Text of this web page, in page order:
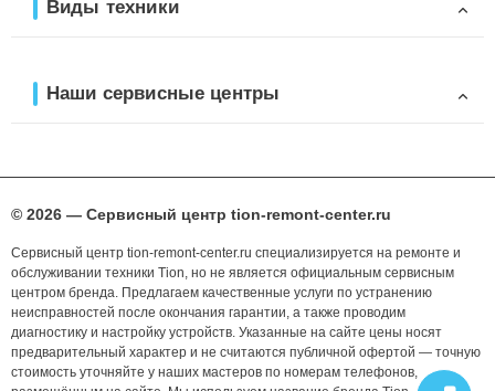
Виды техники
Наши сервисные центры
© 2026 — Сервисный центр tion-remont-center.ru
Сервисный центр tion-remont-center.ru специализируется на ремонте и
обслуживании техники Tion, но не является официальным сервисным
центром бренда. Предлагаем качественные услуги по устранению
неисправностей после окончания гарантии, а также проводим
диагностику и настройку устройств. Указанные на сайте цены носят
предварительный характер и не считаются публичной офертой — точную
стоимость уточняйте у наших мастеров по номерам телефонов,